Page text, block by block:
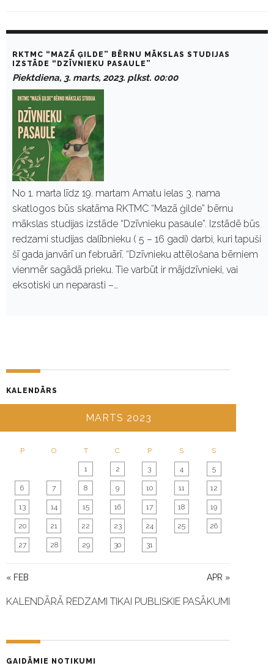
0
2
RKTMC “MAZĀ ĢILDE” BĒRNU MĀKSLAS STUDIJAS
IZSTĀDE “DZĪVNIEKU PASAULE”
Piektdiena, 3. marts, 2023. plkst. 00:00
No 1. marta līdz 19. martam Amatu ielas 3. nama
skatlogos būs skatāma RKTMC “Mazā ģilde” bērnu
mākslas studijas izstāde “Dzīvnieku pasaule”. Izstādē būs
redzami studijas dalībnieku ( 5 – 16 gadi) darbi, kuri tapuši
šī gada janvārī un februārī. “Dzīvnieku attēlošana bērniem
vienmēr sagādā prieku. Tie varbūt ir mājdzīvnieki, vai
eksotiski un neparasti –…
KALENDĀRS
MARTS 2023
P O T C P S S
« FEB APR »
1 2 3 4 5
6 7 8 9 10 11 12
13 14 15 16 17 18 19
20 21 22 23 24 25 26
27 28 29 30 31
KALENDĀRĀ REDZAMI TIKAI PUBLISKIE PASĀKUMI
GAIDĀMIE NOTIKUMI